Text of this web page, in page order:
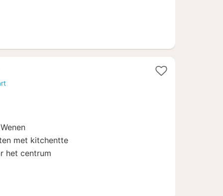
met kitchentte
het centrum